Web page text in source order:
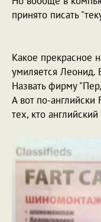
принято писать
Какое прекрасное
умиляется Леонид.
Назвать фирму
А вот по-английски
тех, кто